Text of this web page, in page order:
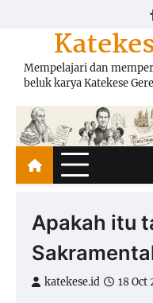
Mempelajari dan
beluk karya Katekese
Apakah itu
katekese.id 18 Oct